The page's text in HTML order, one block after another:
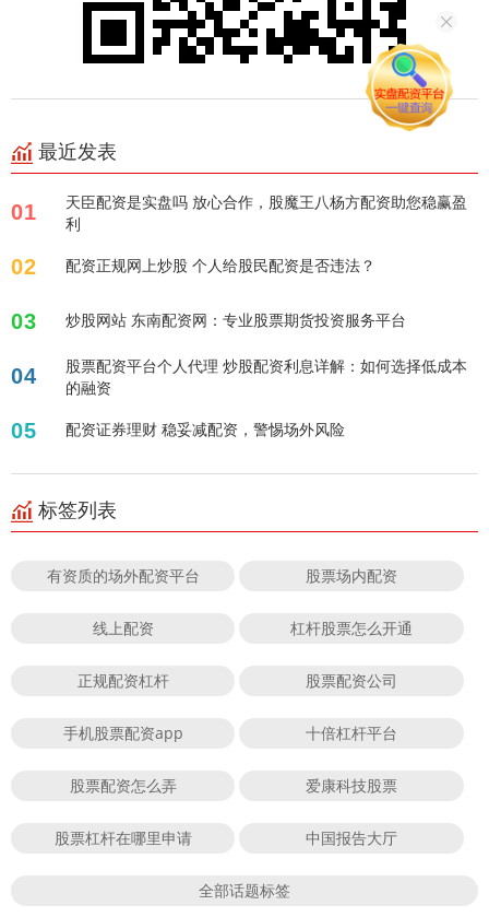
最近发表
01
天臣配资是实盘吗 放心合作，股魔王八杨方配资助您稳赢盈
利
02 配资正规网上炒股 个人给股民配资是否违法？
03 炒股网站 东南配资网：专业股票期货投资服务平台
04
股票配资平台个人代理 炒股配资利息详解：如何选择低成本
的融资
05 配资证券理财 稳妥减配资，警惕场外风险
标签列表
有资质的场外配资平台 股票场内配资
线上配资 杠杆股票怎么开通
正规配资杠杆 股票配资公司
手机股票配资app 十倍杠杆平台
股票配资怎么弄 爱康科技股票
股票杠杆在哪里申请 中国报告大厅
全部话题标签